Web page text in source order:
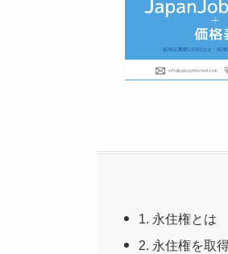
1. 永住権とは
2. 永住権を取